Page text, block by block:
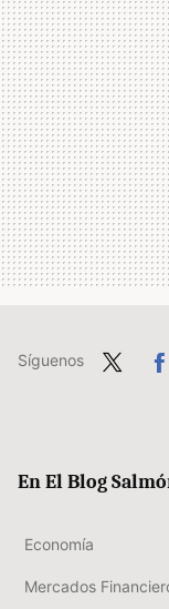
Síguenos
En El Blog
Economía
Mercados